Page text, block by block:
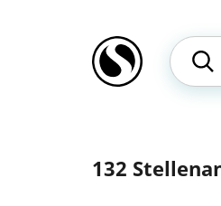
132